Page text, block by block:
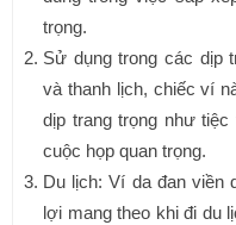
trọng.
Sử dụng trong các dịp
và thanh lịch, chiếc ví
dịp trang trọng như
cuộc họp quan trọng.
Du lịch: Ví da đan viền
lợi mang theo khi đi du